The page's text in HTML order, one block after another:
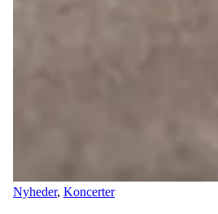
Nyheder, Koncerter